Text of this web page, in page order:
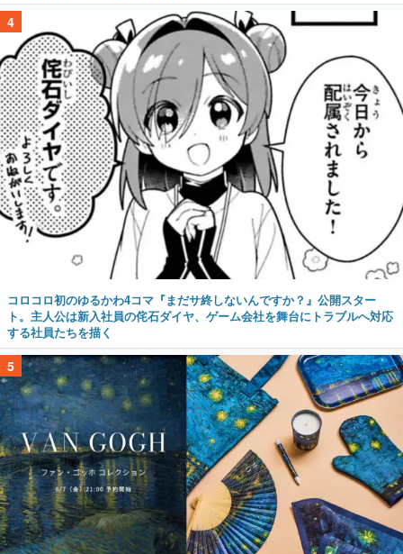
4
コロコロ初のゆるかわ4コマ『まだサ終しないんですか？』公開スター
ト。主人公は新入社員の侘石ダイヤ、ゲーム会社を舞台にトラブルへ対応
する社員たちを描く
5